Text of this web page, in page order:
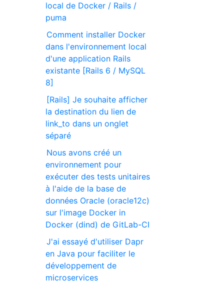
local de Docker / Rails /
puma
Comment installer Docker
dans l'environnement local
d'une application Rails
existante [Rails 6 / MySQL
8]
[Rails] Je souhaite afficher
la destination du lien de
link_to dans un onglet
séparé
Nous avons créé un
environnement pour
exécuter des tests unitaires
à l'aide de la base de
données Oracle (oracle12c)
sur l'image Docker in
Docker (dind) de GitLab-CI
J'ai essayé d'utiliser Dapr
en Java pour faciliter le
développement de
microservices